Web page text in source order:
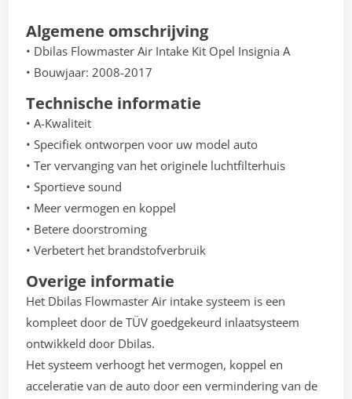
Algemene omschrijving
• Dbilas Flowmaster Air Intake Kit Opel Insignia A
• Bouwjaar: 2008-2017
Technische informatie
• A-Kwaliteit
• Specifiek ontworpen voor uw model auto
• Ter vervanging van het originele luchtfilterhuis
• Sportieve sound
• Meer vermogen en koppel
• Betere doorstroming
• Verbetert het brandstofverbruik
Overige informatie
Het Dbilas Flowmaster Air intake systeem is een
kompleet door de TÜV goedgekeurd inlaatsysteem
ontwikkeld door Dbilas.
Het systeem verhoogt het vermogen, koppel en
acceleratie van de auto door een vermindering van de